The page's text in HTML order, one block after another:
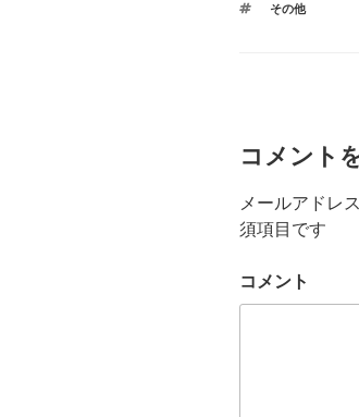
タ
その他
コメント
メールアドレ
須項目です
コメント